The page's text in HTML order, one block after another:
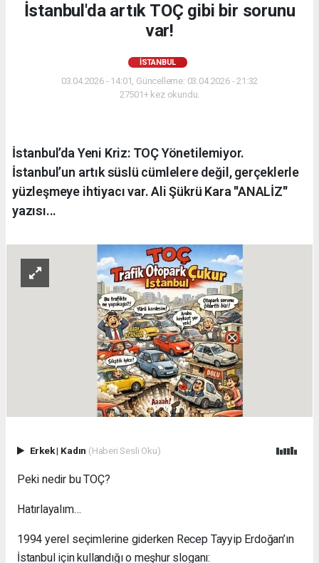
İstanbul'da artık TOÇ gibi bir sorunu
var!
İSTANBUL
03.04.2026 - 14:01, Güncelleme: 03.04.2026 - 21:32
27501+ kez okundu.
İstanbul’da Yeni Kriz: TOÇ Yönetilemiyor.
İstanbul’un artık süslü cümlelere değil, gerçeklerle
yüzleşmeye ihtiyacı var. Ali Şükrü Kara ''ANALİZ''
yazısı...
Erkek| Kadın (Haberi Sesli Oku)
Peki nedir bu TOÇ?
Hatırlayalım…
1994 yerel seçimlerine giderken Recep Tayyip Erdoğan’ın
İstanbul için kullandığı o meşhur sloganı: